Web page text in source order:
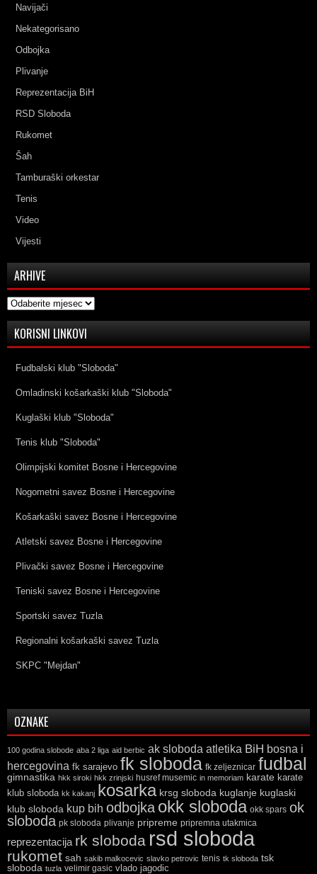
Navijači
Nekategorisano
Odbojka
Plivanje
Reprezentacija BiH
RSD Sloboda
Rukomet
Šah
Tamburaški orkestar
Tenis
Video
Vijesti
ARHIVE
Arhive
KORISNI LINKOVI
Fudbalski klub "Sloboda"
Omladinski košarkaški klub "Sloboda"
Kuglaški klub "Sloboda"
Tenis klub "Sloboda"
Olimpijski komitet Bosne i Hercegovine
Nogometni savez Bosne i Hercegovine
Košarkaški savez Bosne i Hercegovine
Atletski savez Bosne i Hercegovine
Plivački savez Bosne i Hercegovine
Teniski savez Bosne i Hercegovine
Sportski savez Tuzla
Regionalni košarkaški savez Tuzla
SKPC "Mejdan"
OZNAKE
100 godina slobode aba 2 liga aid berbic ak sloboda atletika BiH bosna i
hercegovina fk sarajevo fk sloboda fk zeljeznicar fudbal
gimnastika hkk siroki hkk zrinjski husref musemic in memoriam karate karate
klub sloboda kk kakanj kosarka krsg sloboda kuglanje kuglaski
klub sloboda kup bih odbojka okk sloboda okk spars ok
sloboda pk sloboda plivanje pripreme pripremna utakmica
reprezentacija rk sloboda rsd sloboda
rukomet sah sakib malkocevic slavko petrovic tenis tk sloboda tsk
sloboda tuzla velimir gasic vlado jagodic